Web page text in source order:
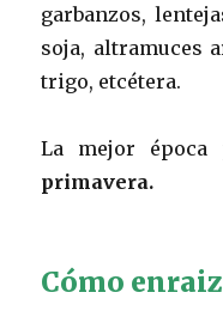
garbanzos,
soja, altramuces
trigo, etcétera.
La mejor época
primavera.
Cómo